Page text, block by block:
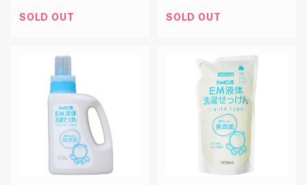
SOLD OUT
SOLD OUT